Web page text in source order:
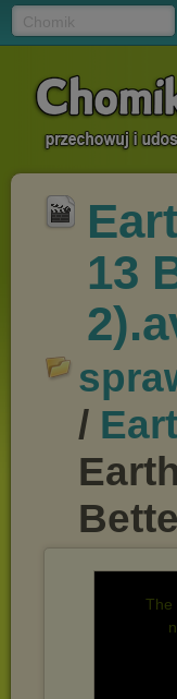
13
/
The